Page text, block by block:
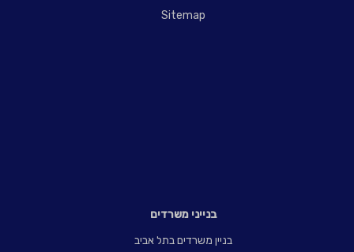
Sitemap
בנייני משרדים
בניין משרדים בתל אביב